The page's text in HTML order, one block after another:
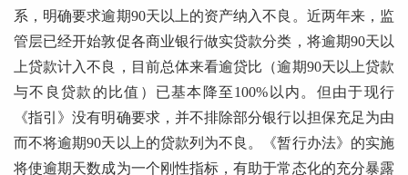
系，明确要求逾期90天以上的资产纳入不良。近两年来，监
管层已经开始敦促各商业银行做实贷款分类，将逾期90天以
上贷款计入不良，目前总体来看逾贷比（逾期90天以上贷款
与不良贷款的比值）已基本降至100%以内。但由于现行
《指引》没有明确要求，并不排除部分银行以担保充足为由
而不将逾期90天以上的贷款列为不良。《暂行办法》的实施
将使逾期天数成为一个刚性指标，有助于常态化的充分暴露